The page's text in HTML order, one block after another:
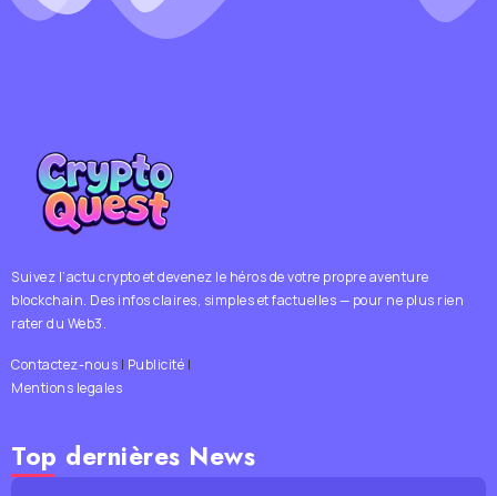
Suivez l’actu crypto et devenez le héros de votre propre aventure
blockchain. Des infos claires, simples et factuelles — pour ne plus rien
rater du Web3.
Contactez-nous | Publicité |
Mentions legales
Top dernières News